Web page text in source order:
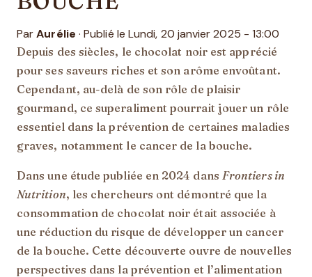
ParAurélie · Publié le Lundi, 20 janvier 2025 - 13:00
Depuis des siècles, le chocolat noir est apprécié
pour ses saveurs riches et son arôme envoûtant.
Cependant, au-delà de son rôle de plaisir
gourmand, ce superaliment pourrait jouer un rôle
essentiel dans la prévention de certaines maladies
graves, notamment le cancer de la bouche.
Dans une étude publiée en 2024 dans Frontiers in
Nutrition, les chercheurs ont démontré que la
consommation de chocolat noir était associée à
une réduction du risque de développer un cancer
de la bouche. Cette découverte ouvre de nouvelles
perspectives dans la prévention et l’alimentation